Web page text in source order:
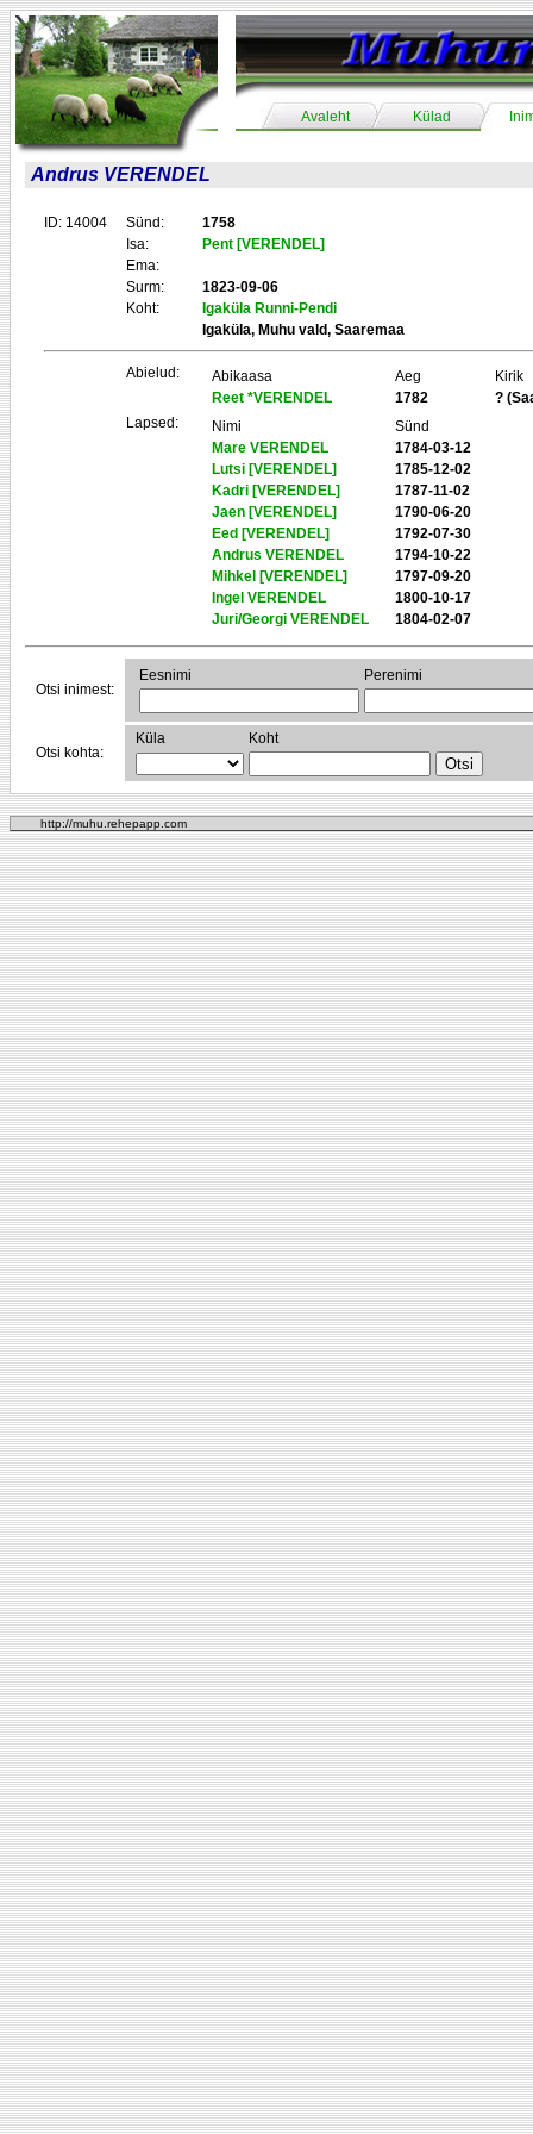
Avaleht Külad
Andrus VERENDEL
ID: 14004 Sünd:
1758
Isa:
Pent [VERENDEL]
Ema:
Surm:
1823-09-06
Koht:
Igaküla Runni-Pendi
Igaküla, Muhu vald, Saaremaa
Abielud: Abikaasa Aeg
Kirik
Reet *VERENDEL
1782
?
Lapsed:
Nimi
Sünd
Mare VERENDEL
1784-03-12
Lutsi [VERENDEL]
1785-12-02
Kadri [VERENDEL]
1787-11-02
Jaen [VERENDEL]
1790-06-20
Eed [VERENDEL]
1792-07-30
Andrus VERENDEL
1794-10-22
Mihkel [VERENDEL]
1797-09-20
Ingel VERENDEL
1800-10-17
Juri/Georgi VERENDEL
1804-02-07
Otsi inimest:
Eesnimi Perenimi
Otsi kohta:
Küla Koht
http://muhu.rehepapp.com